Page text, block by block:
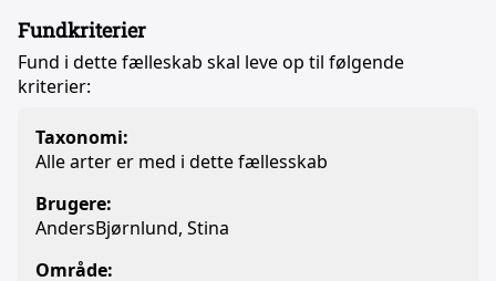
Fundkriterier
Fund i dette fælleskab skal leve op til følgende
kriterier:
Taxonomi:
Alle arter er med i dette fællesskab
Brugere:
AndersBjørnlund, Stina
Område: